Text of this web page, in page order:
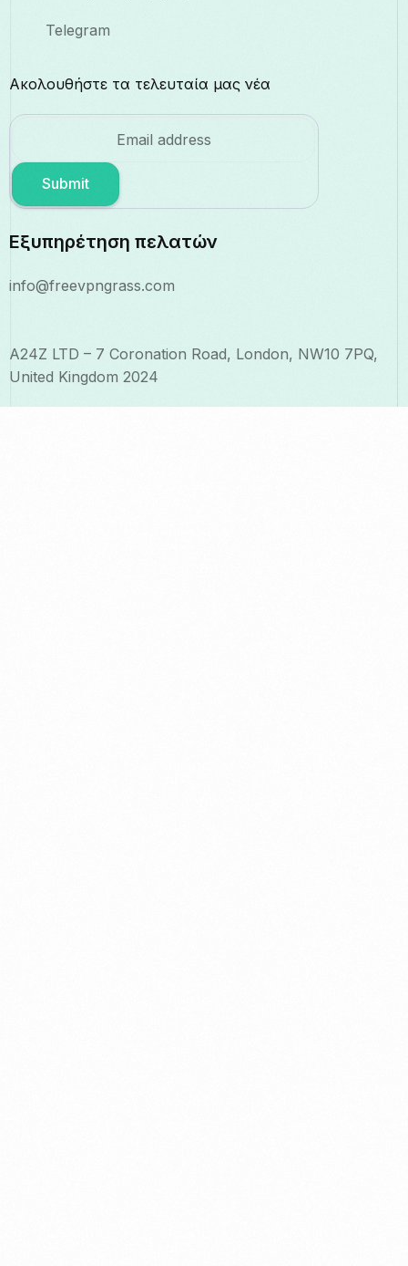
Telegram
Ακολουθήστε τα τελευταία μας νέα
Submit
Εξυπηρέτηση πελατών
info@freevpngrass.com
A24Z LTD – 7 Coronation Road, London, NW10 7PQ,
United Kingdom 2024